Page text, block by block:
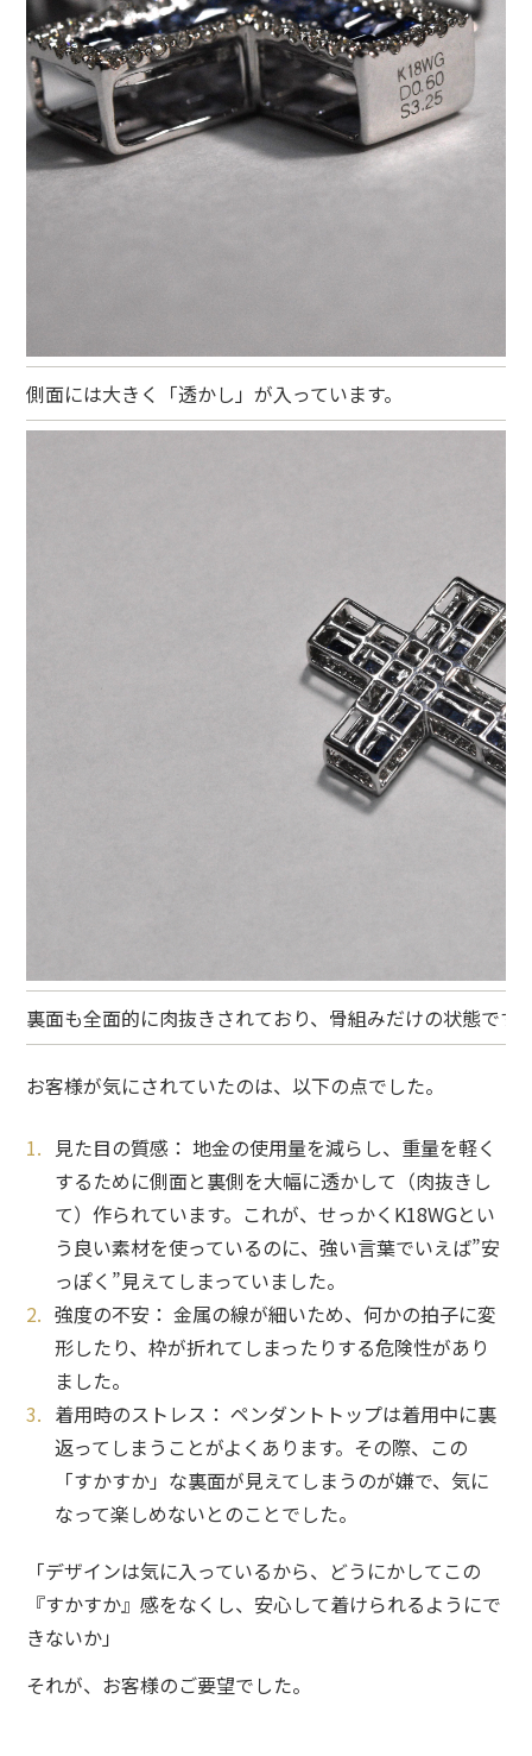
側面には大きく「透かし」が入っています。
裏面も全面的に肉抜きされており、 骨組みだけの状態です
お客様が気にされていたのは、 以下の点でした。
見た目の質感： 地金の使用量を減らし、重量を軽く
するために側面と裏側を大幅に透かして（肉抜きし
て）作られています。 これが、せっかくK18WGとい
う良い素材を使っているのに、強い言葉でいえば”安
っぽく”見えてしまっていました。
強度の不安： 金属の線が細いため、 何かの拍子に変
形したり、枠が折れてしまったりする危険性があり
ました。
着用時のストレス： ペンダントトップは着用中に裏
返ってしまうことがよくあります。 その際、 この
「すかすか」な裏面が見えてしまうのが嫌で、気に
なって楽しめないとのことでした。
「デザインは気に入っているから、 どうにかしてこの
『すかすか』感をなくし、 安心して着けられるようにで
きないか」
それが、 お客様のご要望でした。